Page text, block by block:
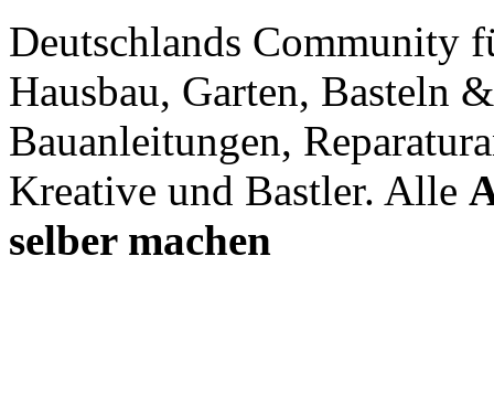
Deutschlands Community
Hausbau, Garten, Basteln
Bauanleitungen,
Kreative und Bastler. Alle
selber machen